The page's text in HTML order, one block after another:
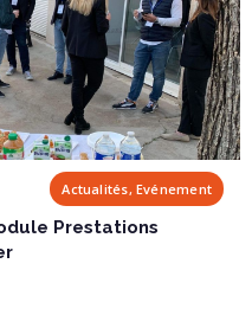
Actualités, Evénement
Prestations